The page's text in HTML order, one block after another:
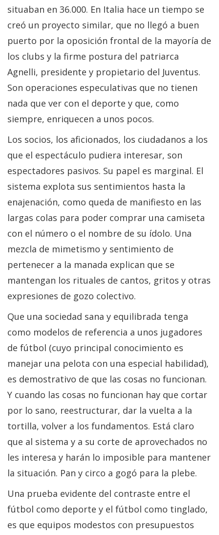
situaban en 36.000. En Italia hace un tiempo se
creó un proyecto similar, que no llegó a buen
puerto por la oposición frontal de la mayoría de
los clubs y la firme postura del patriarca
Agnelli, presidente y propietario del Juventus.
Son operaciones especulativas que no tienen
nada que ver con el deporte y que, como
siempre, enriquecen a unos pocos.
Los socios, los aficionados, los ciudadanos a los
que el espectáculo pudiera interesar, son
espectadores pasivos. Su papel es marginal. El
sistema explota sus sentimientos hasta la
enajenación, como queda de manifiesto en las
largas colas para poder comprar una camiseta
con el número o el nombre de su ídolo. Una
mezcla de mimetismo y sentimiento de
pertenecer a la manada explican que se
mantengan los rituales de cantos, gritos y otras
expresiones de gozo colectivo.
Que una sociedad sana y equilibrada tenga
como modelos de referencia a unos jugadores
de fútbol (cuyo principal conocimiento es
manejar una pelota con una especial habilidad),
es demostrativo de que las cosas no funcionan.
Y cuando las cosas no funcionan hay que cortar
por lo sano, reestructurar, dar la vuelta a la
tortilla, volver a los fundamentos. Está claro
que al sistema y a su corte de aprovechados no
les interesa y harán lo imposible para mantener
la situación. Pan y circo a gogó para la plebe.
Una prueba evidente del contraste entre el
fútbol como deporte y el fútbol como tinglado,
es que equipos modestos con presupuestos